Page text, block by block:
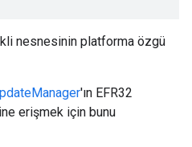
nesnesinin platforma özgü
'ın EFR32
erişmek için bunu